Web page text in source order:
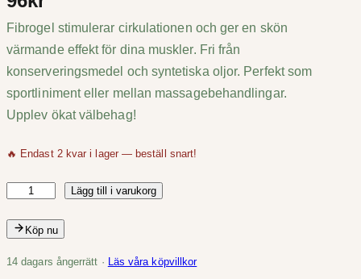
Fibrogel stimulerar cirkulationen och ger en skön
värmande effekt för dina muskler. Fri från
konserveringsmedel och syntetiska oljor. Perfekt som
sportliniment eller mellan massagebehandlingar.
Upplev ökat välbehag!
🔥 Endast 2 kvar i lager — beställ snart!
b
r
Lägg till i varukorg
Köp nu
14 dagars ångerrätt · Läs våra köpvillkor